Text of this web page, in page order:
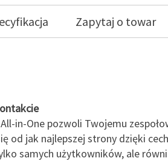
Zapytaj o towar
in-One pozwoli Twojemu
od jak najlepszej strony dzięki
samych użytkowników, ale